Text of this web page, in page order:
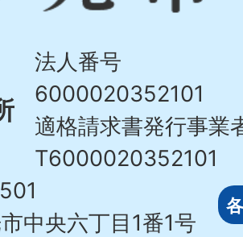
法人番号
6000020352101
適格請求書発行事業
T6000020352101
中央六丁目1番1号